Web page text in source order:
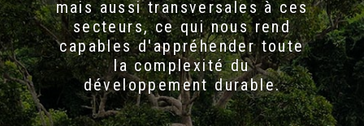
mais aussi transversales à ces
secteurs, ce qui nous rend
capables d'appréhender toute
la complexité du
développement durable.